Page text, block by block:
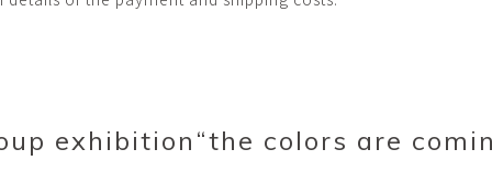
exhibition“the colors are